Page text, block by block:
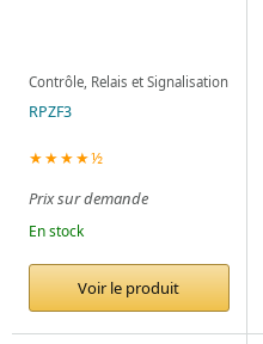
Contrôle, Relais et Signalisation
RPZF3
★★★★½
Prix sur demande
En stock
Voir le produit